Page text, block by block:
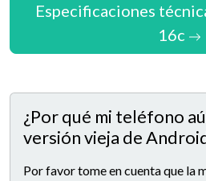
Especificaciones
16c
¿Por qué mi teléfono
versión vieja de
Por favor tome en cuenta que la